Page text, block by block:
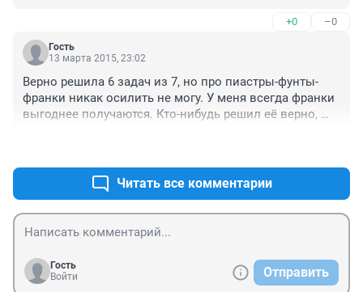
+0 –0
Гость
13 марта 2015, 23:02
Верно решила 6 задач из 7, но про пиастры-фунты-
франки никак осилить не могу. У меня всегда франки
выгоднее получаются. Кто-нибудь решил её верно,
Читать все комментарии
Гость
Войти
Отправить